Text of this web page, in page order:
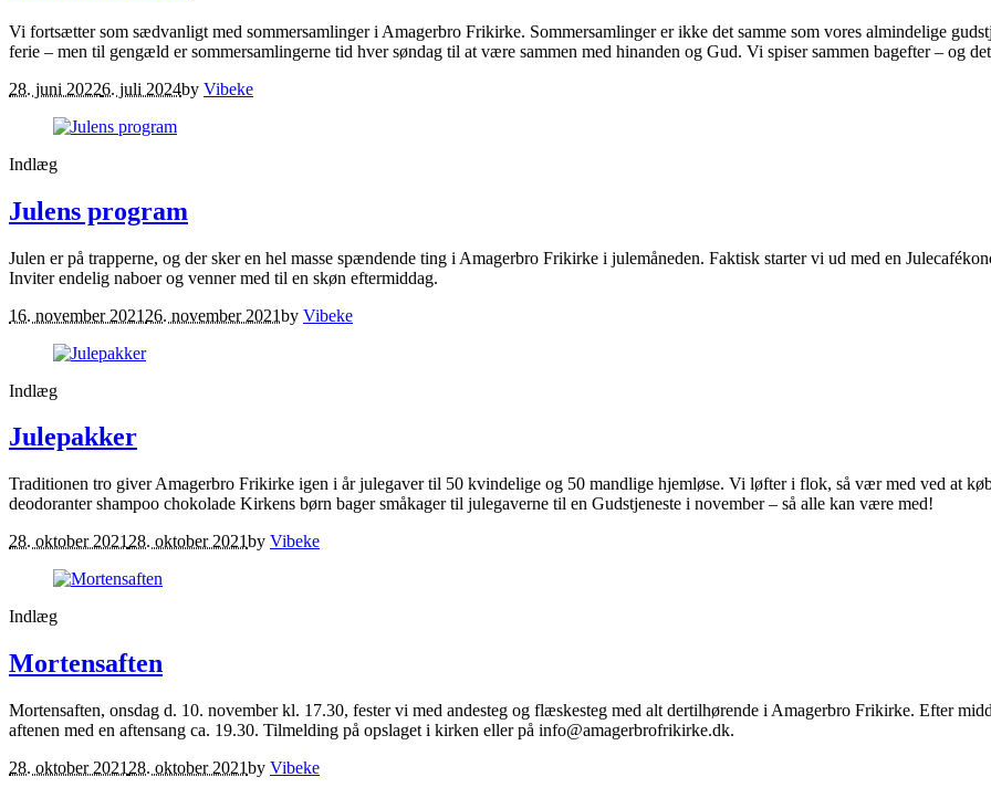
Vi fortsætter som sædvanligt med sommersamlinger i Amagerbro Frikirke. Sommersamlinger er ikke det samme som vores almindelige
ferie – men til gengæld er sommersamlingerne tid hver søndag til at være sammen med hinanden og Gud. Vi spiser sammen bagefter – og
28. juni 20226. juli 2024by Vibeke
Indlæg
Julens program
Julen er på trapperne, og der sker en hel masse spændende ting i Amagerbro Frikirke i julemåneden. Faktisk starter vi ud med en
Inviter endelig naboer og venner med til en skøn eftermiddag.
16. november 2021 26. november 2021by Vibeke
Indlæg
Julepakker
Traditionen tro giver Amagerbro Frikirke igen i år julegaver til 50 kvindelige og 50 mandlige hjemløse. Vi løfter i flok, så vær med ved at
deodoranter shampoo chokolade Kirkens børn bager småkager til julegaverne til en Gudstjeneste i november – så alle kan være med!
28. oktober 2021 28. oktober 2021by Vibeke
Indlæg
Mortensaften
Mortensaften, onsdag d. 10. november kl. 17.30, fester vi med andesteg og flæskesteg med alt dertilhørende i Amagerbro Frikirke. Efter
aftenen med en aftensang ca. 19.30. Tilmelding på opslaget i kirken eller på info@amagerbrofrikirke.dk.
28. oktober 2021 28. oktober 2021by Vibeke